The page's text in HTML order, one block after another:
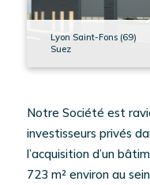
L'INVESTISSEMENT
Lyon Saint-Fons (69)
Suez
Notre Société est
investisseurs privés
l’acquisition d’un
723 m² environ au